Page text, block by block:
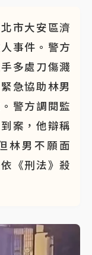
市大安區濟
事件。警方
多處刀傷濺
急協助林男
警方調閱監
案，他辯稱
林男不願面
《刑法》殺